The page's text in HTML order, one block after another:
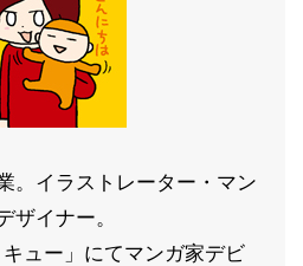
。イラストレーター・マン
ザイナー。
ュー」にてマンガ家デビ